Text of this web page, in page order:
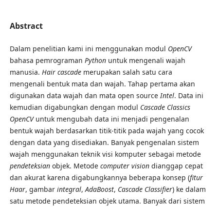
Abstract
Dalam penelitian kami ini menggunakan modul OpenCV
bahasa pemrograman Python untuk mengenali wajah
manusia. Hair cascade merupakan salah satu cara
mengenali bentuk mata dan wajah. Tahap pertama akan
digunakan data wajah dan mata open sourceIntel. Data ini
kemudian digabungkan dengan modul Cascade Classics
OpenCV untuk mengubah data ini menjadi pengenalan
bentuk wajah berdasarkan titik-titik pada wajah yang cocok
dengan data yang disediakan. Banyak pengenalan sistem
wajah menggunakan teknik visi komputer sebagai metode
pendeteksian objek. Metode computer vision dianggap cepat
dan akurat karena digabungkannya beberapa konsep (fitur
Haar, gambar integral,AdaBoost, Cascade Classifier) ke dalam
satu metode pendeteksian objek utama. Banyak dari sistem